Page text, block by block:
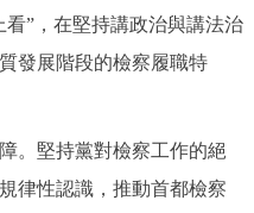
覽 人文北京
日本語
”，在堅持講政治與講法治
發展階段的檢察履職特
堅持黨對檢察工作的絕
律性認識，推動首都檢察